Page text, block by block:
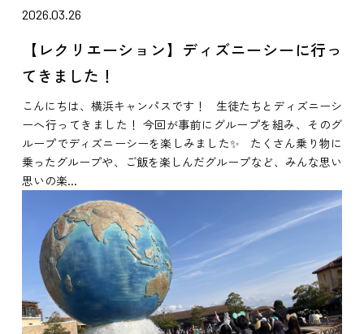
2026.03.26
【レクリエーション】ディズニーシーに行っ
てきました！
こんにちは、横浜キャンパスです！ 生徒たちとディズニーシ
ーへ行ってきました！ 今回が事前にグループを組み、そのグ
ループでディズニーシーを楽しみました✨ たくさん乗り物に
乗ったグループや、ご飯を楽しんだグループなど、みんな思い
思いの楽...